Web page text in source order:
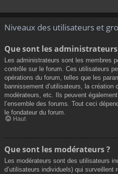
Niveaux des utilisateurs et
Que sont les administrateurs
Les administrateurs sont les membres
contrôle sur le forum. Ces utilisateurs
opérations du forum, telles que les
bannissement d’utilisateurs, la création
modérateurs, etc. Ils peuvent
l’ensemble des forums. Tout ceci
le fondateur du forum.
Haut
Que sont les modérateurs ?
Les modérateurs sont des utilisateurs
d’utilisateurs individuels) qui